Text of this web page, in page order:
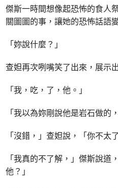
傑斯一時間想像起恐怖的食人
關圖圖的事，讓她的恐怖話語
「妳說什麼？」
查妲再次咧嘴笑了出來，展示
「我，吃，了，他。」
「我以為妳剛說他是岩石做的
「沒錯，」查妲說，「你不太
「我真的不了解，」傑斯說道
他？」